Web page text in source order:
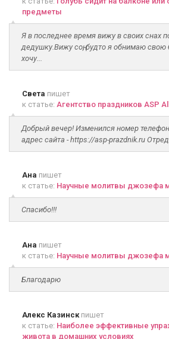
предметы
Я в последнее время вижу в своих снах
дедушку.Вижу соң, будто я обнимаю свою
хочу...
Света пишет
к статье: Агентство праздников ASP
Добрый вечер! Изменился номер
адрес сайта - https://asp-prazdnik.ru
Ана пишет
к статье: Научные молитвы джозефа
Спасибо!!!
Ана пишет
к статье: Научные молитвы джозефа
Благодарю
Алекс Казинскпишет
к статье: Наиболее эффективные
живота в домашних условиях